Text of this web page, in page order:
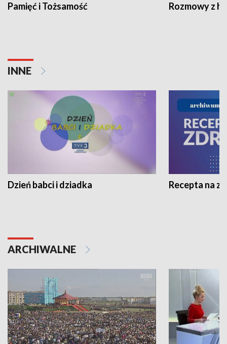
Pamięć i Tożsamość Rozmowy z
INNE
Dzień babci i dziadka Recepta na
ARCHIWALNE